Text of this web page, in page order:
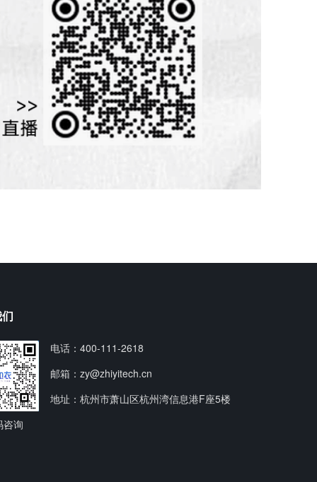
咨询
电话：400-111-2618
邮箱：zy@zhiyitech.cn
地址： 杭州市萧山区杭州湾信息港F座5楼